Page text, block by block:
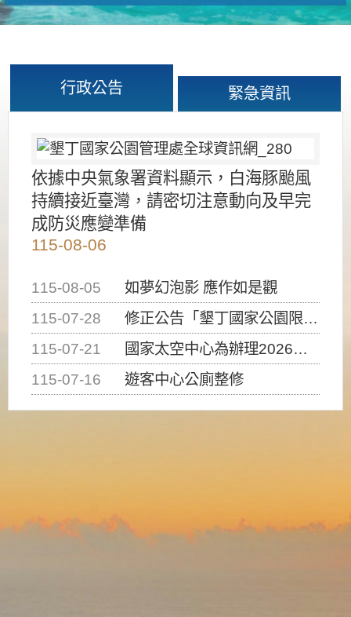
行政公告 緊急資訊
依據中央氣象署資料顯示，白海豚颱風
持續接近臺灣，請密切注意動向及早完
成防災應變準備
115-08-06
115-08-05
如夢幻泡影 應作如是觀
115-07-28
修正公告「墾丁國家公園限制水域遊憩活動之種類、範圍、時間及行為」，自即日生效。
115-07-21
國家太空中心為辦理2026台灣盃火箭競賽，陸、海、空域警戒及協調相關事宜，因颱風備案事宜
115-07-16
遊客中心公廁整修